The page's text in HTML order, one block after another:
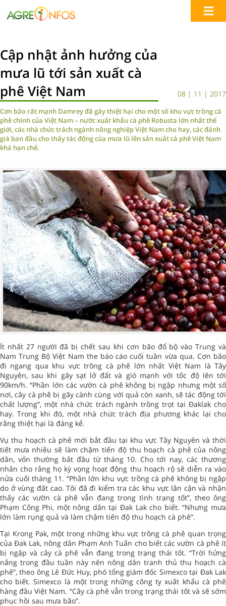
Cập nhật ảnh hưởng của
mưa lũ tới sản xuất cà
phê Việt Nam
08 | 11 | 2017
Cơn bão rất mạnh Damrey đã gây thiệt hại cho một số khu vực trồng cà
phê chính của Việt Nam – nước xuất khẩu cà phê Robusta lớn nhất thế
giới, các nhà chức trách ngành nông nghiệp Việt Nam cho hay, các đánh
giá ban đầu cho thấy tác động của mưa lũ lên sản xuất cà phê Việt Nam
khá hạn chế.
Ít nhất 27 người đã bị chết sau khi cơn bão đổ bộ vào Trung và
Nam Trung Bộ Việt Nam the báo cáo cuối tuần vừa qua. Cơn bão
đi ngang qua khu vực trồng cà phê lớn nhất Việt Nam là Tây
Nguyên, sau khi gây sạt lở đất và gió mạnh với tốc độ lên tới
90km/h. “Phần lớn các vườn cà phê không bị ngập nhưng một số
nơi, cây cà phê bị gãy cành cùng với quả còn xanh, sẽ tác động tới
chất lượng”, một nhà chức trách ngành trồng trọt tại Đaklak cho
hay. Trong khi đó, một nhà chức trách địa phương khác lại cho
rằng thiệt hại là đáng kể.
Vụ thu hoạch cà phê mới bắt đầu tại khu vực Tây Nguyên và thời
tiết mưa nhiều sẽ làm chậm tiến độ thu hoạch cà phê của nông
dân, vốn thường bắt đầu từ tháng 10. Cho tới nay, các thương
nhân cho rằng họ kỳ vọng hoạt động thu hoạch rộ sẽ diễn ra vào
nửa cuối tháng 11. “Phần lớn khu vực trồng cà phê không bị ngập
do ở vùng đất cao. Tôi đã đi kiểm tra các khu vực lân cận và nhận
thấy các vườn cà phê vẫn đang trong tình trạng tốt”, theo ông
Phạm Công Phi, một nông dân tại Đak Lak cho biết. “Nhưng mưa
lớn làm rụng quả và làm chậm tiến độ thu hoạch cà phê”.
Tại Krong Pak, một trong những khu vực trồng cà phê quan trọng
của Đak Lak, nông dân Phạm Anh Tuấn cho biết các vườn cà phê ít
bị ngập và cây cà phê vẫn đang trong trạng thái tốt. “Trời hửng
nắng trong đầu tuần này nên nông dân tranh thủ thu hoạch cà
phê”, theo ông Lê Đức Huy, phó tổng giám đốc Simexco tại Đak Lak
cho biết. Simexco là một trong những công ty xuất khẩu cà phê
hàng đầu Việt Nam. “Cây cà phê vẫn trong trạng thái tốt và sẽ sớm
phục hồi sau mưa bão”.